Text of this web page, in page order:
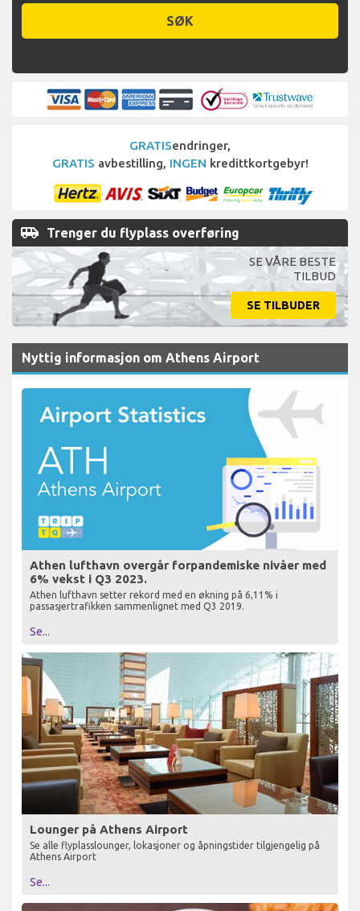
SØK
GRATISendringer,
GRATIS avbestilling, INGEN kredittkortgebyr!
airport_shuttle Trenger du flyplass overføring
SE VÅRE BESTE
TILBUD
SE TILBUDER
Nyttig informasjon om Athens Airport
Athen lufthavn overgår forpandemiske nivåer med
6% vekst i Q3 2023.
Athen lufthavn setter rekord med en økning på 6,11% i
passasjertrafikken sammenlignet med Q3 2019.
Se...
Lounger på Athens Airport
Se alle flyplasslounger, lokasjoner og åpningstider tilgjengelig på
Athens Airport
Se...